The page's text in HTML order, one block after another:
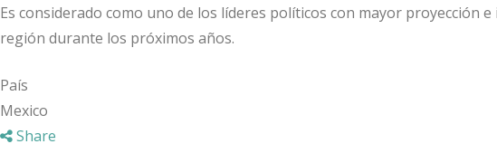
Es considerado como uno de los líderes políticos con mayor proyección e
región durante los próximos años.
País
Mexico
Share